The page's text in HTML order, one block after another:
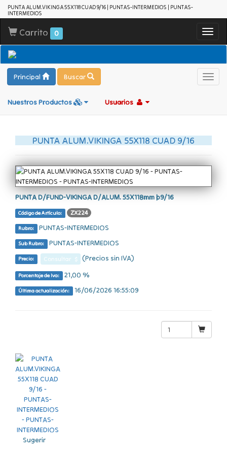
PUNTA ALUM.VIKINGA 55X118 CUAD 9/16 | PUNTAS-INTERMEDIOS | PUNTAS-
INTERMEDIOS
Carrito 0
Principal Buscar
Nuestros Productos Usuarios
PUNTA ALUM.VIKINGA 55X118 CUAD 9/16
PUNTA D/FUND-VIKINGA D/ALUM. 55X118mm þ9/16
Código de Artículo: ZX224
Rubro: PUNTAS-INTERMEDIOS
Sub Rubro: PUNTAS-INTERMEDIOS
Precio: Consultar $ (Precios sin IVA)
Porcentaje de Iva: 21,00 %
Última actualización: 16/06/2026 16:55:09
Sugerir